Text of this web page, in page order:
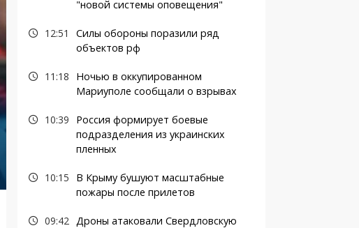
"новой системы оповещения"
12:51
Силы обороны поразили ряд
объектов рф
11:18
Ночью в оккупированном
Мариуполе сообщали о взрывах
10:39
Россия формирует боевые
подразделения из украинских
пленных
10:15
В Крыму бушуют масштабные
пожары после прилетов
09:42 Дроны атаковали Свердловскую